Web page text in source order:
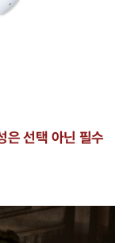
은 선택 아닌 필수